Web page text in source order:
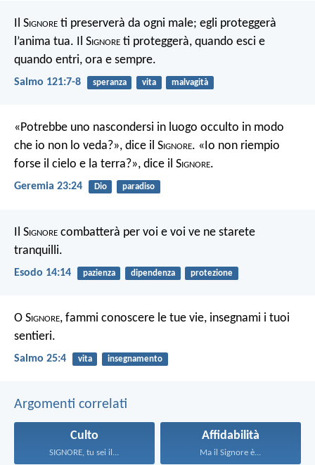
Il Signore ti preserverà da ogni male; egli proteggerà
l’anima tua. Il Signore ti proteggerà, quando esci e
quando entri, ora e sempre.
Salmo 121:7-8 speranza vita malvagità
«Potrebbe uno nascondersi in luogo occulto in modo
che io non lo veda?», dice il Signore. «Io non riempio
forse il cielo e la terra?», dice il Signore.
Geremia 23:24 Dio paradiso
Il Signore combatterà per voi e voi ve ne starete
tranquilli.
Esodo 14:14 pazienza dipendenza protezione
O Signore, fammi conoscere le tue vie, insegnami i tuoi
sentieri.
Salmo 25:4 vita insegnamento
Argomenti correlati
Culto
SIGNORE, tu sei il...
Affidabilità
Ma il Signore è...